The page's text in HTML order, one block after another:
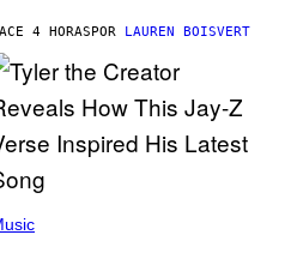
4 HORASPOR LAUREN BOISVERT